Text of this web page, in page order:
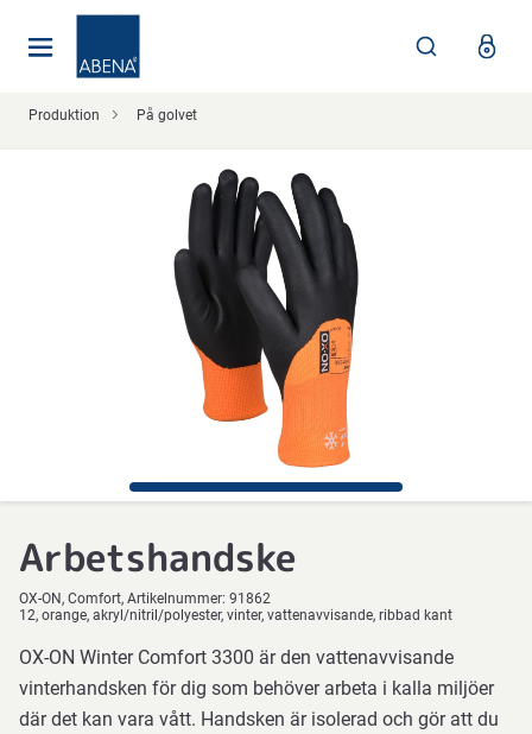
Produktion På golvet
Arbetshandske
OX-ON Comfort Artikelnummer: 91862
12, orange, akryl/nitril/polyester, vinter, vattenavvisande, ribbad kant
OX-ON Winter Comfort 3300 är den vattenavvisande
vinterhandsken för dig som behöver arbeta i kalla miljöer
där det kan vara vått. Handsken är isolerad och gör att du